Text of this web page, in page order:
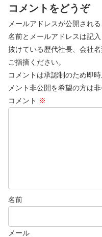
コメントをどうぞ
メールアドレスが公開され
名前とメールアドレスは記
抜けている歴代社長、会社
ご指摘ください。
コメントは承認制のため即
メント非公開を希望の方は
コメント ※
名前
メール